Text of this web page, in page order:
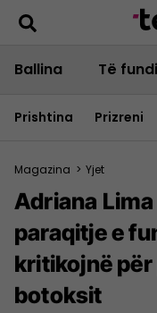
Ballina Të
Prishtina Prizreni
Magazina > Yjet
Adriana
paraqitje e
kritikojnë
botoksit